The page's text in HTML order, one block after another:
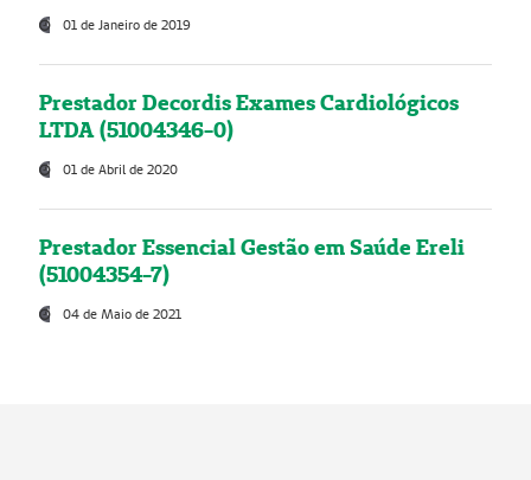
01 de Janeiro de 2019
Prestador Decordis Exames Cardiológicos
LTDA (51004346-0)
01 de Abril de 2020
Prestador Essencial Gestão em Saúde Ereli
(51004354-7)
04 de Maio de 2021